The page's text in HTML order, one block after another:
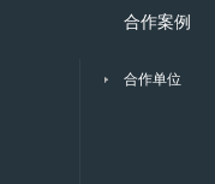
合作案例
合作单位